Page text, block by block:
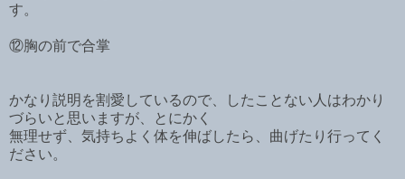
す。
⑫胸の前で合掌
かなり説明を割愛しているので、したことない人はわかり
づらいと思いますが、とにかく
無理せず、気持ちよく体を伸ばしたら、曲げたり行ってく
ださい。